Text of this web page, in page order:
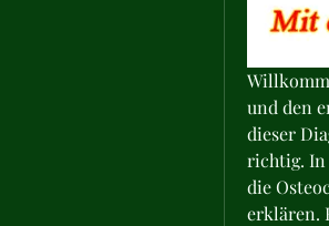
und den
dieser
richtig. In
die
erklären.